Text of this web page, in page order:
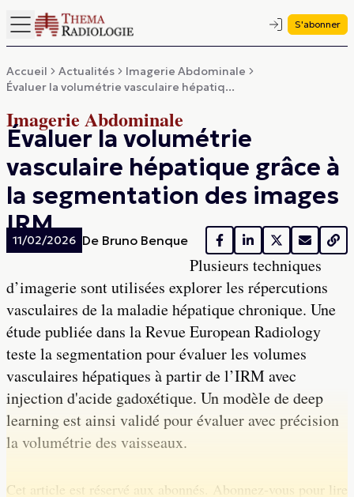
S'abonner
Accueil Actualités
Imagerie Abdominale
Évaluer la volumétrie vasculaire hépatiq...
Imagerie Abdominale
Évaluer la volumétrie
vasculaire hépatique grâce à
la segmentation des images
IRM
11/02/2026 De Bruno Benque
Plusieurs techniques
d’imagerie sont utilisées explorer les répercutions
vasculaires de la maladie hépatique chronique. Une
étude publiée dans la Revue European Radiology
teste la segmentation pour évaluer les volumes
vasculaires hépatiques à partir de l’IRM avec
injection d'acide gadoxétique. Un modèle de deep
learning est ainsi validé pour évaluer avec précision
la volumétrie des vaisseaux.
Cet article est réservé aux abonnés. Abonnez-vous pour lire